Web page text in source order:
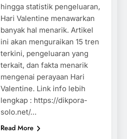
hingga statistik pengeluaran,
Hari Valentine menawarkan
banyak hal menarik. Artikel
ini akan menguraikan 15 tren
terkini, pengeluaran yang
terkait, dan fakta menarik
mengenai perayaan Hari
Valentine. Link info lebih
lengkap : https://dikpora-
solo.net/…
Read More